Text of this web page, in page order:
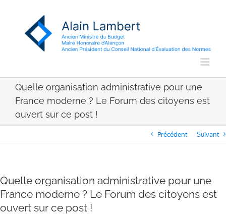
Quelle organisation administrative pour une
France moderne ? Le Forum des citoyens est
ouvert sur ce post !
Précédent Suivant
Quelle organisation administrative pour une
France moderne ? Le Forum des citoyens est
ouvert sur ce post !